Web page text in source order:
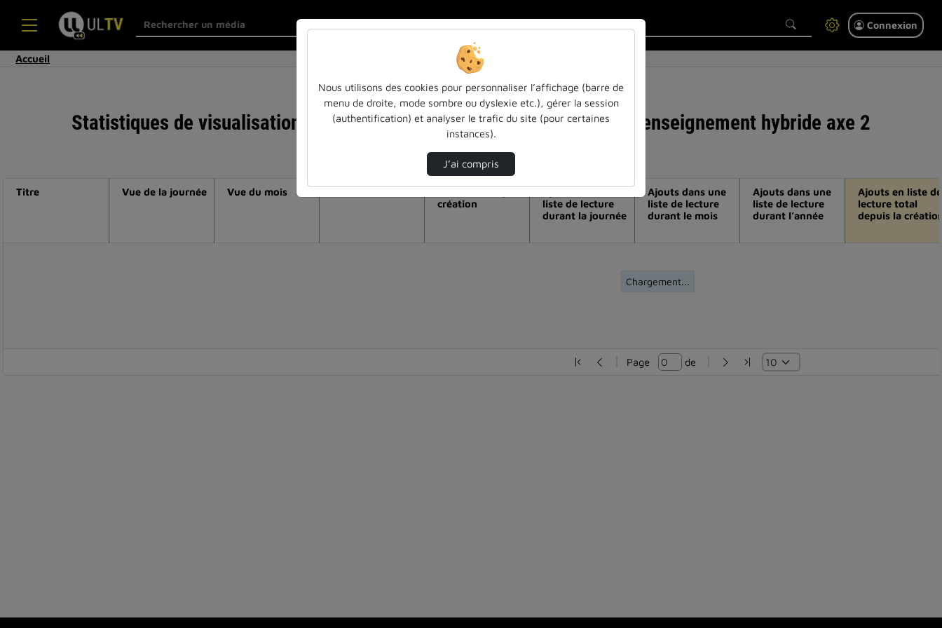
Connexion
Accueil
Statistiques de visualisation de la vidéo Vidéo présentation formation enseignement hybride axe 2
Modifier la période de visualisation
Chargement...
Titre Vue de la journée Vue du mois
création
liste de lecture
durant la journée
Ajouts dans une
liste de lecture
durant le mois
Ajouts dans une
liste de lecture
durant l’année
Ajouts en liste de
lecture total
depuis la
Page de
Nous utilisons des cookies pour personnaliser l’affichage (barre de
menu de droite, mode sombre ou dyslexie etc.), gérer la session
(authentification) et analyser le trafic du site (pour certaines
instances).
J’ai compris